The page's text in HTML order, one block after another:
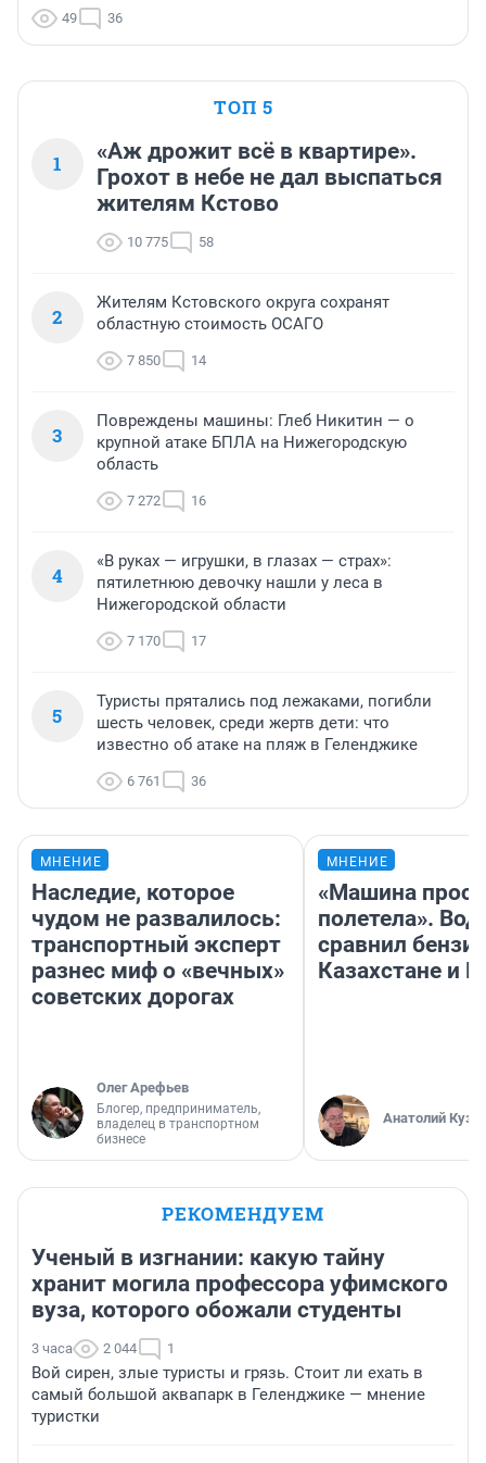
49 36
ТОП 5
1
«Аж дрожит всё в квартире».
Грохот в небе не дал выспаться
жителям Кстово
10 775 58
2
Жителям Кстовского округа сохранят
областную стоимость ОСАГО
7 850 14
3
Повреждены машины: Глеб Никитин — о
крупной атаке БПЛА на Нижегородскую
область
7 272 16
4
«В руках — игрушки, в глазах — страх»:
пятилетнюю девочку нашли у леса в
Нижегородской области
7 170 17
5
Туристы прятались под лежаками, погибли
шесть человек, среди жертв дети: что
известно об атаке на пляж в Геленджике
6 761 36
МНЕНИЕ
Наследие, которое
чудом не развалилось:
транспортный эксперт
разнес миф о «вечных»
советских дорогах
Олег Арефьев
Блогер, предприниматель,
владелец в транспортном
бизнесе
МНЕНИЕ
«Машина
полетела».
сравнил
Казахстане и
Анатолий
РЕКОМЕНДУЕМ
Ученый в изгнании: какую тайну
хранит могила профессора уфимского
вуза, которого обожали студенты
3 часа 2 044 1
Вой сирен, злые туристы и грязь. Стоит ли ехать в
самый большой аквапарк в Геленджике — мнение
туристки